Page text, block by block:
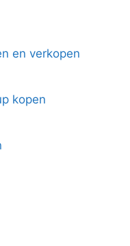
en verkopen
kopen